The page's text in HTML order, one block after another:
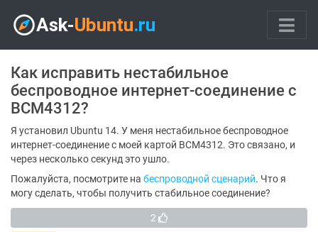
Как исправить нестабильное
беспроводное интернет-соединение с
BCM4312?
Я установил Ubuntu 14. У меня нестабильное беспроводное
интернет-соединение с моей картой BCM4312. Это связано, и
через несколько секунд это ушло.
Пожалуйста, посмотрите на беспроводной сценарий. Что я
могу сделать, чтобы получить стабильное соединение?
2